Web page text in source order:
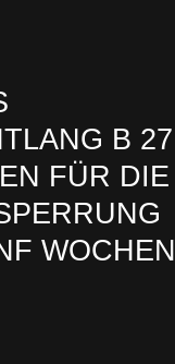
B 27
FÜR DIE
WOCHEN